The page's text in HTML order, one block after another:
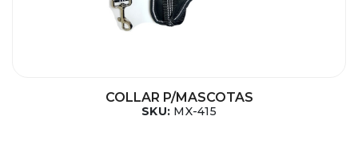
COLLAR P/MASCOTAS
SKU: MX-415